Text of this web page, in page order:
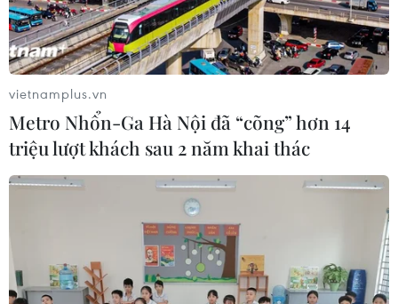
Chứng khoán tuần tới: Sẽ có sự phân hóa
rõ nét giữa các dòng cổ phiếu
16/11/2019 11:21
vietnamplus.vn
Metro Nhổn-Ga Hà Nội đã “cõng” hơn 14
triệu lượt khách sau 2 năm khai thác